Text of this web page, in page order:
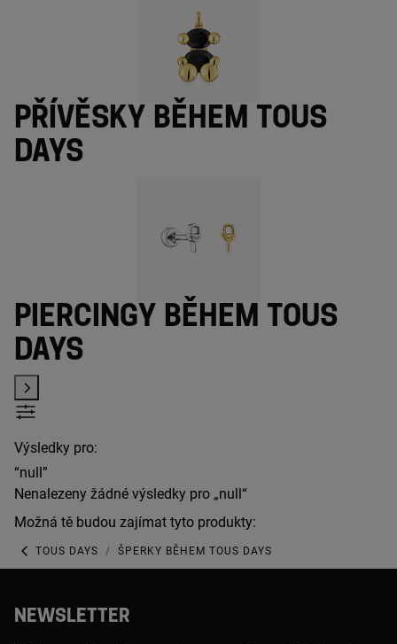
Přívěsky během TOUS
Days
Piercingy během TOUS
Days
Výsledky pro:
“null”
Nenalezeny žádné výsledky pro „null“
Možná tě budou zajímat tyto produkty:
TOUS DAYS ŠPERKY BĚHEM TOUS DAYS
NEWSLETTER